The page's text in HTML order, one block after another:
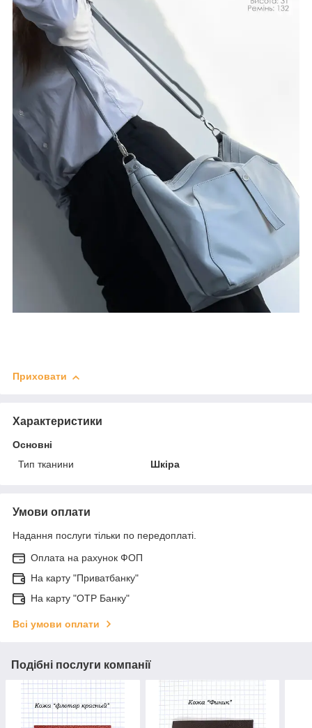
Приховати
Характеристики
Основні
Тип тканини
Шкіра
Умови оплати
Надання послуги тільки по передоплаті.
Оплата на рахунок ФОП
На карту "Приватбанку"
На карту "OTP Банку"
Всі умови оплати
Подібні послуги компанії